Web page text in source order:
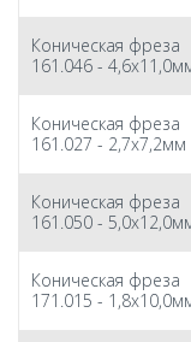
Коническая фреза
161.046 -
Коническая фреза
161.027 - 2,7х7,2мм
Коническая фреза
161.050 -
Коническая фреза
171.015 -